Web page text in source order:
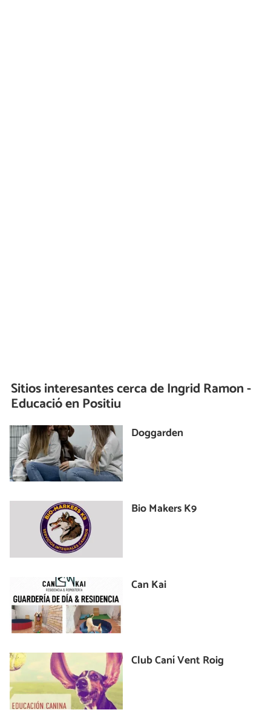
Sitios interesantes cerca deIngrid Ramon -
Educació en Positiu
Doggarden
Bio Makers K9
Can Kai
Club Caní Vent Roig